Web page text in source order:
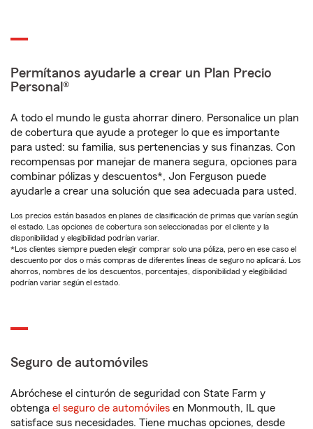
Permítanos ayudarle a crear un Plan Precio
Personal®
A todo el mundo le gusta ahorrar dinero. Personalice un plan
de cobertura que ayude a proteger lo que es importante
para usted: su familia, sus pertenencias y sus finanzas. Con
recompensas por manejar de manera segura, opciones para
combinar pólizas y descuentos*, Jon Ferguson puede
ayudarle a crear una solución que sea adecuada para usted.
Los precios están basados en planes de clasificación de primas que varían según
el estado. Las opciones de cobertura son seleccionadas por el cliente y la
disponibilidad y elegibilidad podrían variar.
*Los clientes siempre pueden elegir comprar solo una póliza, pero en ese caso el
descuento por dos o más compras de diferentes líneas de seguro no aplicará. Los
ahorros, nombres de los descuentos, porcentajes, disponibilidad y elegibilidad
podrían variar según el estado.
Seguro de automóviles
Abróchese el cinturón de seguridad con State Farm y
obtenga el seguro de automóviles en Monmouth, IL que
satisface sus necesidades. Tiene muchas opciones, desde